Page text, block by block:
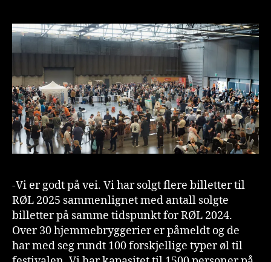
-Vi er godt på vei. Vi har solgt flere billetter til
RØL 2025 sammenlignet med antall solgte
billetter på samme tidspunkt for RØL 2024.
Over 30 hjemmebryggerier er påmeldt og de
har med seg rundt 100 forskjellige typer øl til